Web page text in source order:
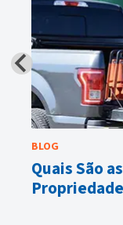
BLOG
Quais São